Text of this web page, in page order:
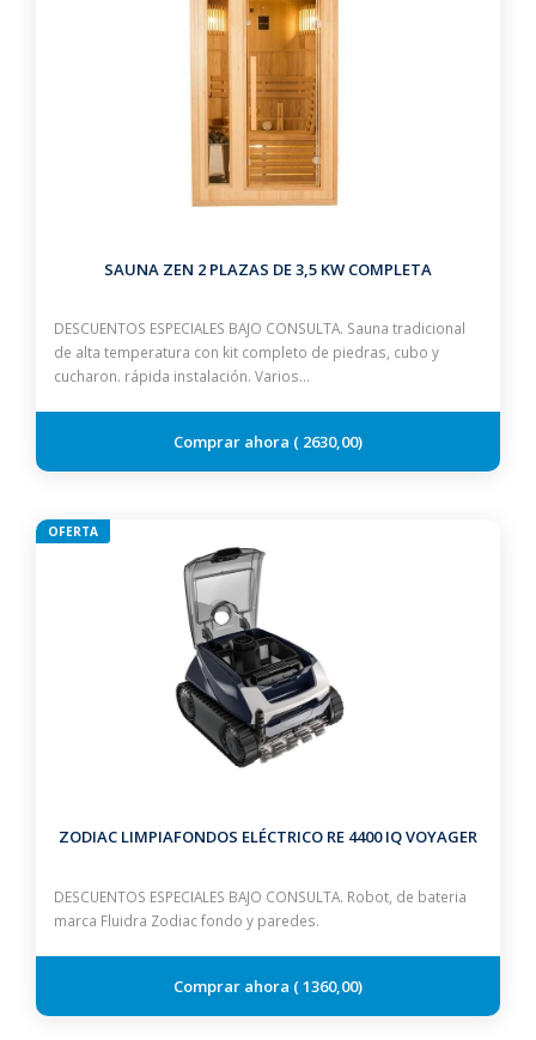
SAUNA ZEN 2 PLAZAS DE 3,5 KW COMPLETA
DESCUENTOS ESPECIALES BAJO CONSULTA. Sauna tradicional
de alta temperatura con kit completo de piedras, cubo y
cucharon. rápida instalación. Varios…
2630,00
OFERTA
ZODIAC LIMPIAFONDOS ELÉCTRICO RE 4400 IQ VOYAGER
DESCUENTOS ESPECIALES BAJO CONSULTA. Robot, de bateria
marca Fluidra Zodiac fondo y paredes.
1360,00